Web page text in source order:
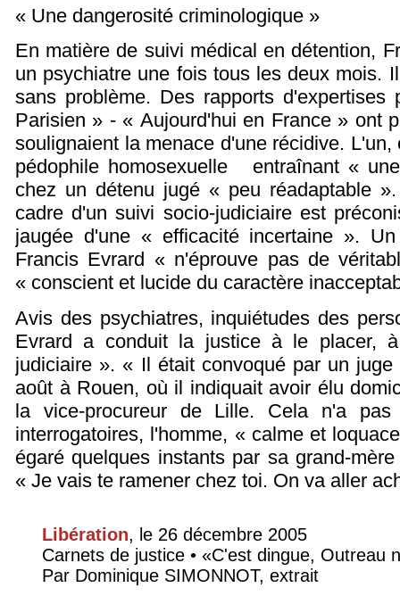
« Une dangerosité criminologique »
En matière de suivi médical en détention,
un psychiatre une fois tous les deux mois.
sans problème. Des rapports
Parisien » - « Aujourd'hui en France » ont
soulignaient la menace d'une récidive.
pédophile homosexuelle entraînant «
chez un détenu jugé « peu réadaptable
cadre d'un suivi socio-judiciaire est
jaugée d'une « efficacité incertaine ».
Francis Evrard « n'éprouve pas de
« conscient et lucide du caractère
Avis des psychiatres, inquiétudes des
Evrard a conduit la justice à le placer,
judiciaire ». « Il était convoqué par un
août à Rouen, où il indiquait avoir élu
la vice-procureur de Lille. Cela n'a
interrogatoires, l'homme, « calme et
égaré quelques instants par sa grand-
« Je vais te ramener chez toi. On va aller
Libération, le 26 décembre 2005
Carnets de justice • «C'est dingue, Outreau
Par Dominique SIMONNOT, extrait